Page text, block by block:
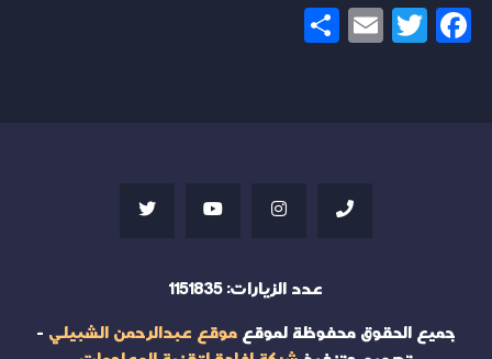
Facebook
Twitter
Email
عدد الزيارات: 1151835
جميع الحقوق محفوظة لموقعموقع عبدالرحمن الشبيلي -